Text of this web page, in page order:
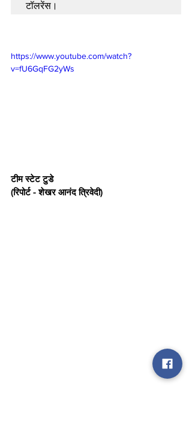
https://www.youtube.com/watch?
v=fU6GqFG2yWs
टीम स्टेट टुडे
(रिपोर्ट - शेखर आनंद त्रिवेदी)